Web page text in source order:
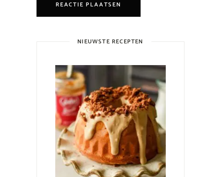
NIEUWSTE RECEPTEN